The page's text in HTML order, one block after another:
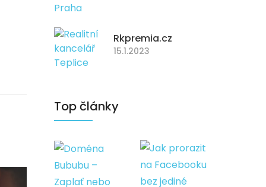
Rkpremia.cz
15.1.2023
Top články
Bububu –
Zaplať nebo